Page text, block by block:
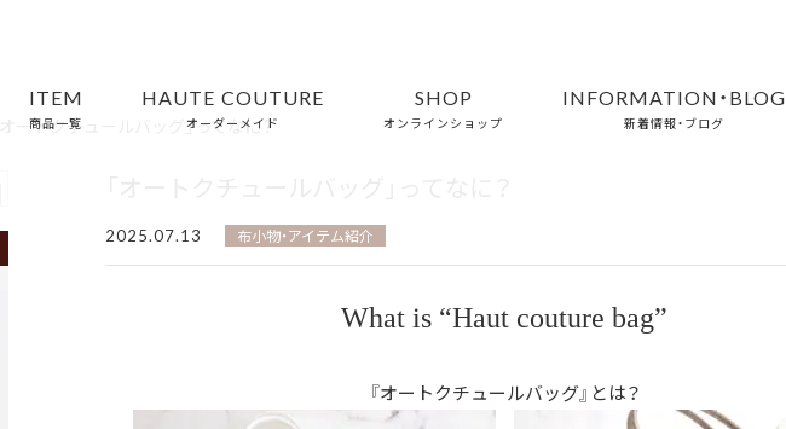
ITEM
商品一覧
HAUTE COUTURE
オーダーメイド
SHOP
オンラインショップ
INFORMATION・BLOG
新着情報・ブログ
「オートクチュールバッグ」ってなに？
2025.07.13 布小物・アイテム紹介
What is “Haut couture bag”
『オートクチュールバッグ』とは？